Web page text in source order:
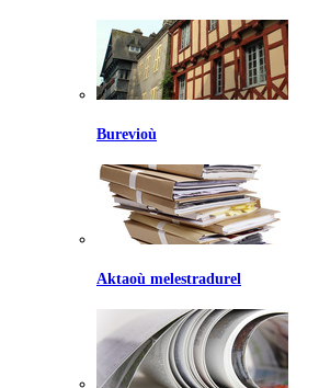
Burevioù
Aktaoù melestradurel